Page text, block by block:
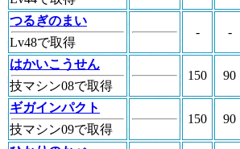
つるぎのまい
Lv48で取得
- -
はかいこうせん
技マシン08で取得
150 90
ギガインパクト
技マシン09で取得
150 90